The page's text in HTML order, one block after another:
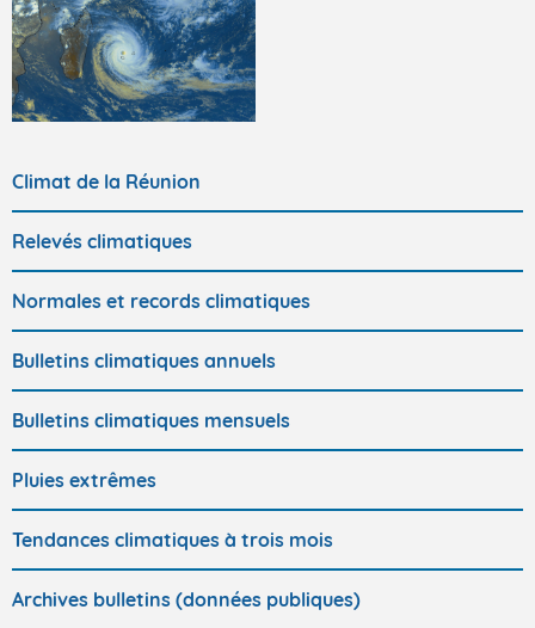
Climat de la Réunion
Relevés climatiques
Normales et records climatiques
Bulletins climatiques annuels
Bulletins climatiques mensuels
Pluies extrêmes
Tendances climatiques à trois mois
Archives bulletins (données publiques)